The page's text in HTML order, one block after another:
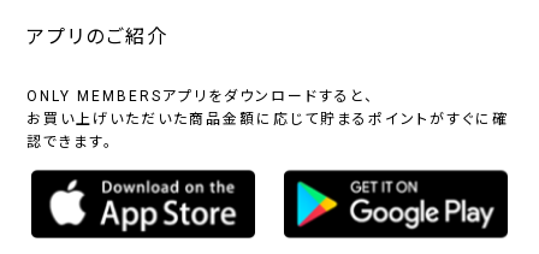
アプリのご紹介
ONLY MEMBERSアプリをダウンロードすると、
お買い上げいただいた商品金額に応じて貯まるポイントがすぐに確
認できます。